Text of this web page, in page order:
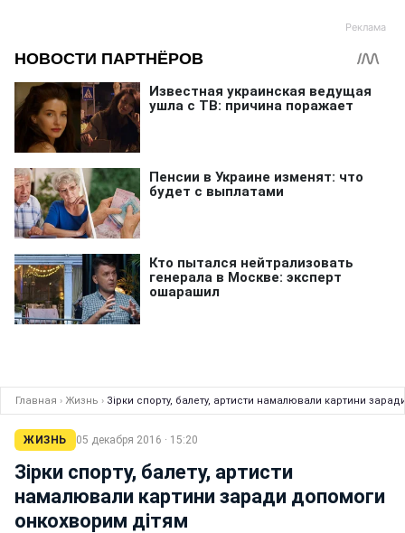
Главная › Жизнь › Зірки спорту, балету, артисти намалювали картини
ЖИЗНЬ 05 декабря 2016 · 15:20
Зірки спорту, балету, артисти
намалювали картини заради допомоги
онкохворим дітям